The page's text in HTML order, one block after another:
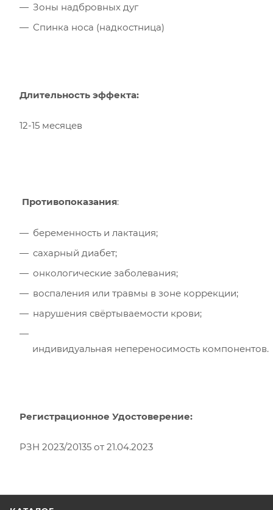
Зоны надбровных дуг
Спинка носа (надкостница)
Длительность эффекта:
12-15 месяцев
Противопоказания:
беременность и лактация;
сахарный диабет;
онкологические заболевания;
воспаления или травмы в зоне коррекции;
нарушения свёртываемости крови;
индивидуальная непереносимость компонентов.
Регистрационное Удостоверение:
РЗН 2023/20135 от 21.04.2023